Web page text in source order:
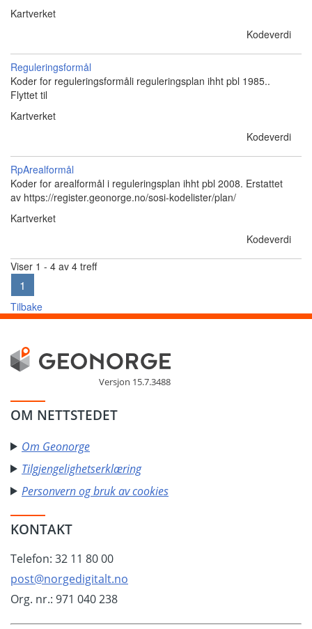
Kartverket
Kodeverdi
Reguleringsformål
Koder for reguleringsformåli reguleringsplan ihht pbl 1985..
Flyttet til
Kartverket
Kodeverdi
RpArealformål
Koder for arealformål i reguleringsplan ihht pbl 2008. Erstattet
av https://register.geonorge.no/sosi-kodelister/plan/
Kartverket
Kodeverdi
Viser 1 - 4 av 4 treff
1
Tilbake